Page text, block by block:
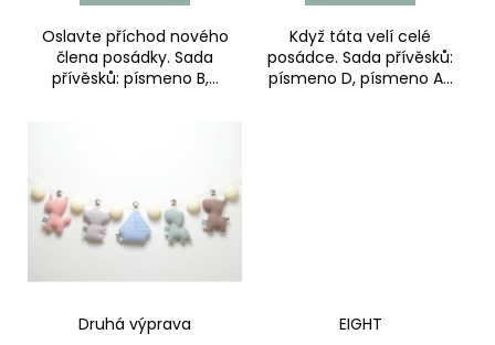
Oslavte příchod nového
člena posádky. Sada
přívěsků: písmeno B,...
Když táta velí celé
posádce. Sada přívěsků:
písmeno D, písmeno A...
Druhá výprava
EIGHT